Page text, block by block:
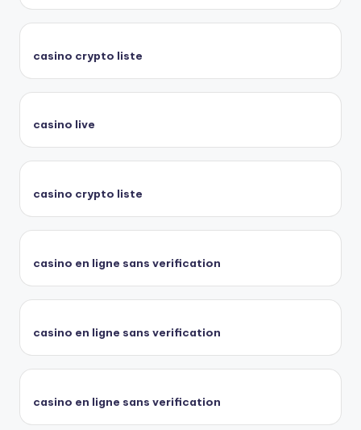
casino crypto liste
casino live
casino crypto liste
casino en ligne sans verification
casino en ligne sans verification
casino en ligne sans verification